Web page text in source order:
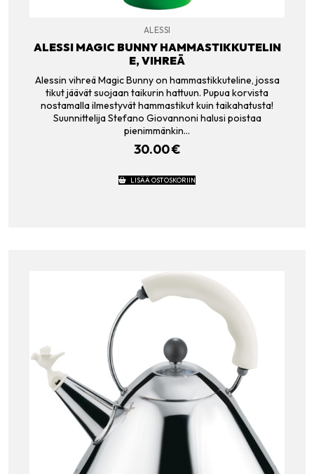
ALESSI
ALESSI MAGIC BUNNY HAMMASTIKKUTELIN
E, VIHREÄ
Alessin vihreä Magic Bunny on hammastikkuteline, jossa
tikut jäävät suojaan taikurin hattuun. Pupua korvista
nostamalla ilmestyvät hammastikut kuin taikahatusta!
Suunnittelija Stefano Giovannoni halusi poistaa
pienimmänkin…
30.00€
LISÄÄ OSTOSKORIIN